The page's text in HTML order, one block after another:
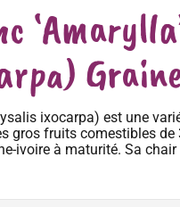
ixocarpa) est une
gros fruits comestibles de
ivoire à maturité. Sa
en comparaison
récoltés à l’état vert, ils
en état jaune (à